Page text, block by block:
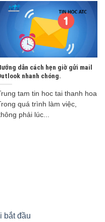
dẫn cách hẹn giờ gửi mail
nhanh chóng.
tam tin hoc tai thanh hoa
quá trình làm việc,
phải lúc...
bắt đầu